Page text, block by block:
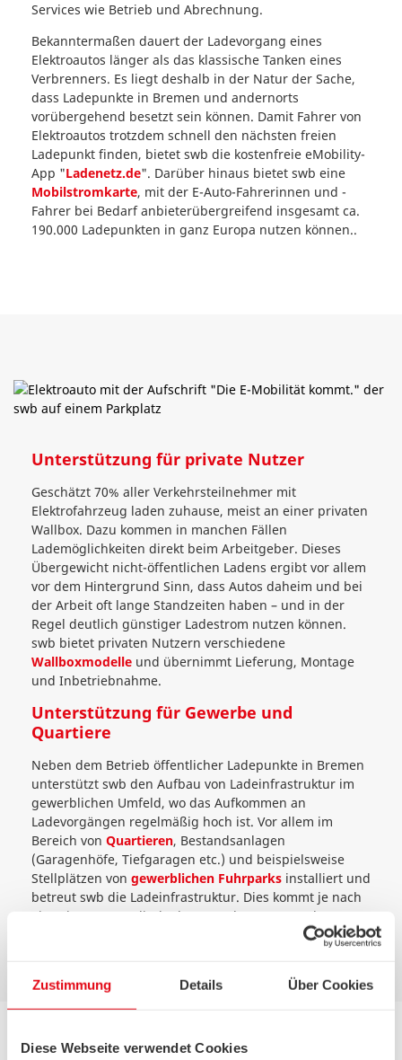
Zustimmung Details Über Cookies
Diese Webseite verwendet Cookies
Services wie Betrieb und Abrechnung.
Bekanntermaßen dauert der Ladevorgang eines
Elektroautos länger als das klassische Tanken eines
Verbrenners. Es liegt deshalb in der Natur der Sache,
dass Ladepunkte in Bremen und andernorts
vorübergehend besetzt sein können. Damit Fahrer von
Elektroautos trotzdem schnell den nächsten freien
Ladepunkt finden, bietet swb die kostenfreie eMobility-
App "Ladenetz.de". Darüber hinaus bietet swb eine
Mobilstromkarte, mit der E-Auto-Fahrerinnen und -
Fahrer bei Bedarf anbieterübergreifend insgesamt ca.
190.000 Ladepunkten in ganz Europa nutzen können..
Unterstützung für private Nutzer
Geschätzt 70% aller Verkehrsteilnehmer mit
Elektrofahrzeug laden zuhause, meist an einer privaten
Wallbox. Dazu kommen in manchen Fällen
Lademöglichkeiten direkt beim Arbeitgeber. Dieses
Übergewicht nicht-öffentlichen Ladens ergibt vor allem
vor dem Hintergrund Sinn, dass Autos daheim und bei
der Arbeit oft lange Standzeiten haben – und in der
Regel deutlich günstiger Ladestrom nutzen können.
swb bietet privaten Nutzern verschiedene
Wallboxmodelle und übernimmt Lieferung, Montage
und Inbetriebnahme.
Unterstützung für Gewerbe und
Quartiere
Neben dem Betrieb öffentlicher Ladepunkte in Bremen
unterstützt swb den Aufbau von Ladeinfrastruktur im
gewerblichen Umfeld, wo das Aufkommen an
Ladevorgängen regelmäßig hoch ist. Vor allem im
Bereich von Quartieren, Bestandsanlagen
(Garagenhöfe, Tiefgaragen etc.) und beispielsweise
Stellplätzen von gewerblichen Fuhrparks installiert und
betreut swb die Ladeinfrastruktur. Dies kommt je nach
Situation vor Ort direkt den Anwohnern, Besuchern,